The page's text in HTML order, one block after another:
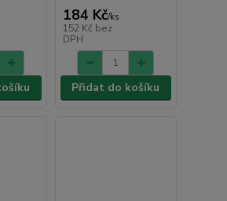
184 Kč/ks
152 Kč bez
DPH
Přidat do košíku